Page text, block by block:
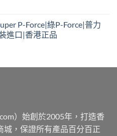
P-Force|綠P-Force|普力
進口|香港正品
）始創於2005年，打造香
城，保證所有產品百分百正